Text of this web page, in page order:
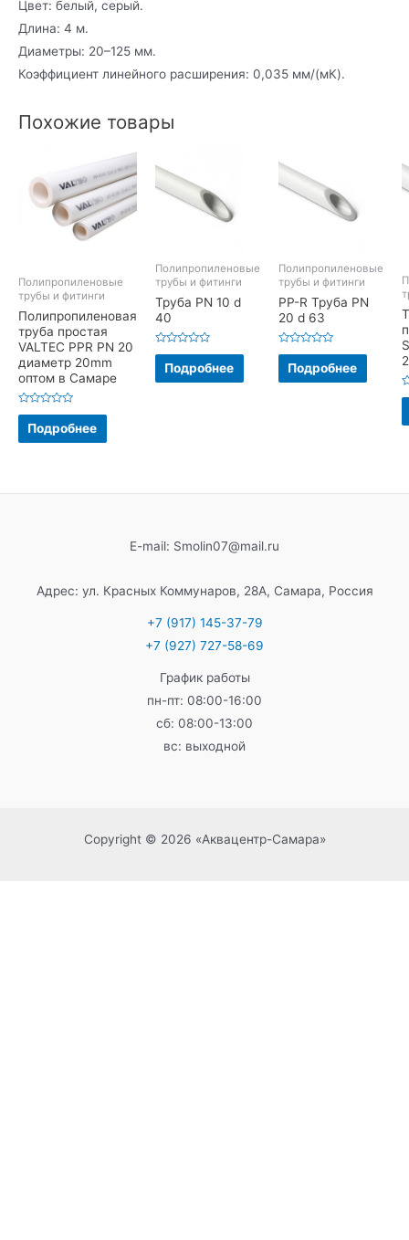
Цвет: белый, серый.
Длина: 4 м.
Диаметры: 20–125 мм.
Коэффициент линейного расширения: 0,035 мм/(мК).
Похожие товары
Полипропиленовые
трубы и фитинги
Полипропиленовая
труба простая
VALTEC PPR PN 20
диаметр 20mm
оптом в Самаре
Оценка
5
Подробнее
Полипропиленовые
трубы и фитинги
Труба PN 10 d
40
Оценка
5
Подробнее
Полипропиленовые
трубы и фитинги
PP-R Труба PN
20 d 63
Оценка
5
Подробнее
5
E-mail: Smolin07@mail.ru
Адрес: ул. Красных Коммунаров, 28А, Самара, Россия
+7 (917) 145-37-79
+7 (927) 727-58-69
График работы
пн-пт: 08:00-16:00
сб: 08:00-13:00
вс: выходной
Copyright © 2026 «Аквацентр-Самара»